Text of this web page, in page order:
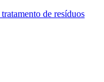
de resíduos